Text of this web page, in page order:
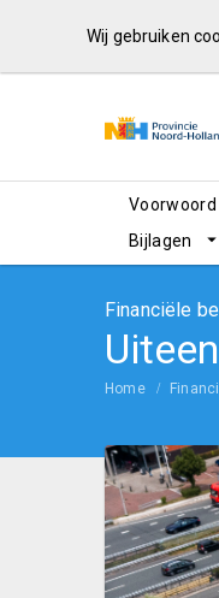
Wij gebruiken
Voorwoord
Bijlagen
Financiële
Home